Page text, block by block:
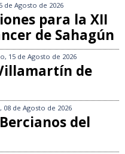
de Agosto de 2026
para la XII
de Sahagún
15 de Agosto de 2026
de
08 de Agosto de 2026
del